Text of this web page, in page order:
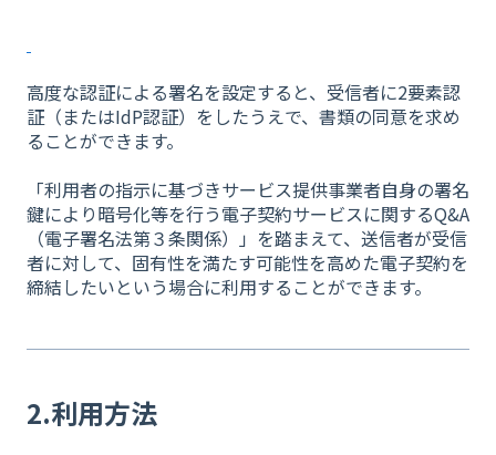
高度な認証による署名を設定すると、受信者に2要素認
証（またはIdP認証）をしたうえで、書類の同意を求め
ることができます。
「利用者の指示に基づきサービス提供事業者自身の署名
鍵により暗号化等を行う電子契約サービスに関するQ&A
（電子署名法第３条関係）」を踏まえて、送信者が受信
者に対して、固有性を満たす可能性を高めた電子契約を
締結したいという場合に利用することができます。
2.利用方法